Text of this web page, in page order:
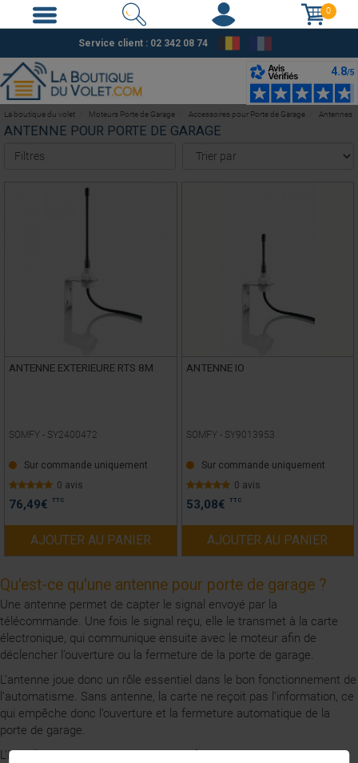
0
Service client : 02 342 08 74
ANTENNE POUR PORTE DE GARAGE
Qu'est-ce qu'une antenne pour porte de garage ?
Une antenne permet de capter le signal envoyé par la
télécommande. Une fois le signal reçu, elle le transmet à la carte
électronique, qui communique ensuite avec le moteur afin de
déclencher l’ouverture ou la fermeture de la porte de garage.
L’antenne joue donc un rôle essentiel dans le bon fonctionnement de
l’automatisme. Sans antenne, la carte ne reçoit pas l’information, ce
qui empêche donc l’ouverture et la fermeture automatique de la
porte de garage.
L’installation d’une antenne peut être faite sans avoir énormément
Filtres
ANTENNE EXTERIEURE RTS 8M
SOMFY - SY2400472
Sur commande uniquement
0 avis
76,49€ TTC
AJOUTER AU PANIER
ANTENNE IO
SOMFY - SY9013953
Sur commande uniquement
0 avis
53,08€ TTC
AJOUTER AU PANIER
La boutique du volet Moteurs Porte de Garage Accessoires pour Porte de Garage Antennes